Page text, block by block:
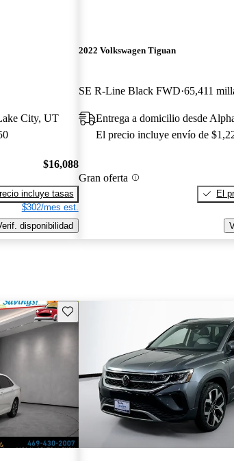
City, UT
$16,088
incluye tasas
$302/mes est.
disponibilidad
2022 Volkswagen Tiguan
SE R-Line Black FWD 65,411
Entrega a domicilio desde
El precio incluye envío de
Gran oferta
El
Guarda este Aviso